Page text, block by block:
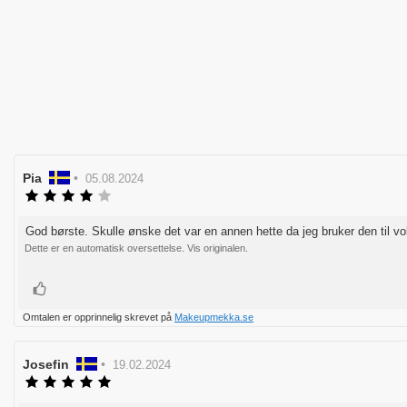
Forfatter:
Pia • Omtaledato:
05.08.2024
av
5
mulige
Omtaletekst:
God børste. Skulle ønske det var en annen hette da jeg bruker den til
Dette er en automatisk oversettelse. Vis originalen.
Liker
Omtalen er opprinnelig skrevet på Makeupmekka.se
Forfatter:
Josefin • Omtaledato:
19.02.2024